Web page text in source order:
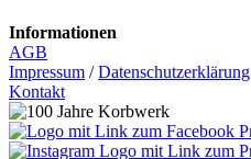
Informationen
AGB
Impressum /Datenschutzerklärung
Kontakt